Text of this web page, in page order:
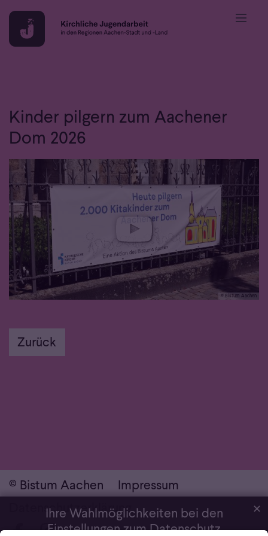
Ihre Wahlmöglichkeiten bei den
Einstellungen zum Datenschutz
✕
Zum Inhalt springen
Kinder pilgern zum Aachener
Dom 2026
© Bistum Aachen
Zurück
© Bistum Aachen
Impressum
Daten­schutz­erklärung